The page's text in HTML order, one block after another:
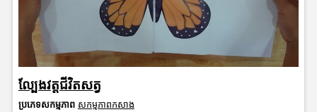
ល្បែងវត្តជីវិតសត្វ
ប្រភេទសកម្មភាព សកម្មភាពកសាង